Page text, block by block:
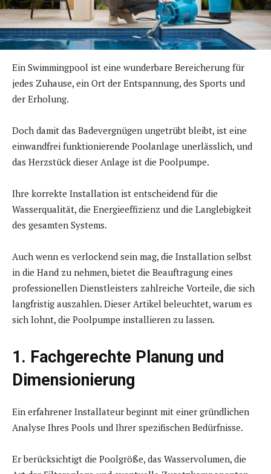
Ein Swimmingpool ist eine wunderbare Bereicherung für
jedes Zuhause, ein Ort der Entspannung, des Sports und
der Erholung.
Doch damit das Badevergnügen ungetrübt bleibt, ist eine
einwandfrei funktionierende Poolanlage unerlässlich, und
das Herzstück dieser Anlage ist die Poolpumpe.
Ihre korrekte Installation ist entscheidend für die
Wasserqualität, die Energieeffizienz und die Langlebigkeit
des gesamten Systems.
Auch wenn es verlockend sein mag, die Installation selbst
in die Hand zu nehmen, bietet die Beauftragung eines
professionellen Dienstleisters zahlreiche Vorteile, die sich
langfristig auszahlen. Dieser Artikel beleuchtet, warum es
sich lohnt, die Poolpumpe installieren zu lassen.
1. Fachgerechte Planung und
Dimensionierung
Ein erfahrener Installateur beginnt mit einer gründlichen
Analyse Ihres Pools und Ihrer spezifischen Bedürfnisse.
Er berücksichtigt die Poolgröße, das Wasservolumen, die